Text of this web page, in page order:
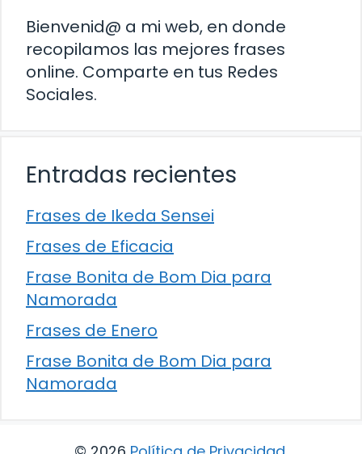
Bienvenid@ a mi web, en donde
recopilamos las mejores frases
online. Comparte en tus Redes
Sociales.
Entradas recientes
Frases de Ikeda Sensei
Frases de Eficacia
Frase Bonita de Bom Dia para
Namorada
Frases de Enero
Frase Bonita de Bom Dia para
Namorada